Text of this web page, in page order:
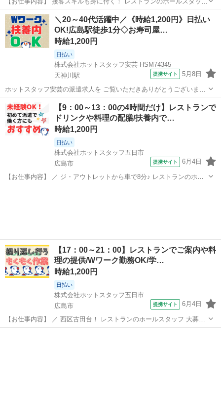
☆ ＼ うれしいポイント ／ ■4時間だけの短時間 ■勤務時間が選べる
┗ご自身の都合に合わせられるから 子供さんがいない時間や 学校
終わりになど ...
広島 広島市 ファミレス
＼20～40代活躍中／《時給1,200円》日払い
OK!広島駅徒歩1分◇お寿司屋…
時給1,200円
日払い
株式会社ホットスタッフ安芸-HSM74345
天神川駅
提携サイト 5月8日
ホットスタッフ安芸の派遣求人を ご覧いただきありがとうございます!
すし店のホールの接客スタッフを 募集します♪
━━━━━━━━━━━━━━━━━━ ＼ ぶっちゃけ、こんなお仕
事。 / ━━━v━━━━━━━━━━━...
広島 天神川駅
【9：00～13：00の4時間だけ】レストランで
ドリンクや料理の配膳/扶養内で…
時給1,200円
日払い
株式会社ホットスタッフ五日市
広島市
提携サイト 6月4日
【お仕事内容】 ／ ジ・アウトレットから車で8分♪ レストランのホー
【17：00～21：00】レストランでご案内や料
理の提供/Wワーク勤務OK/学…
時給1,200円
日払い
株式会社ホットスタッフ五日市
広島市
提携サイト 6月4日
【お仕事内容】 ／ 西区古田台！ レストランのホールスタッフ 大募
集！！ ＼ 夕方からの勤務だから 学校終わりの学生さんや Wワーク